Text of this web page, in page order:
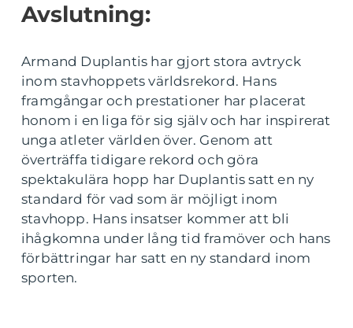
Avslutning:
Armand Duplantis har gjort stora avtryck
inom stavhoppets världsrekord. Hans
framgångar och prestationer har placerat
honom i en liga för sig själv och har inspirerat
unga atleter världen över. Genom att
överträffa tidigare rekord och göra
spektakulära hopp har Duplantis satt en ny
standard för vad som är möjligt inom
stavhopp. Hans insatser kommer att bli
ihågkomna under lång tid framöver och hans
förbättringar har satt en ny standard inom
sporten.